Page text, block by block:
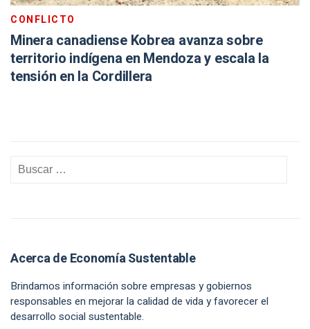
CONFLICTO
Minera canadiense Kobrea avanza sobre
territorio indígena en Mendoza y escala la
tensión en la Cordillera
Acerca de Economía Sustentable
Brindamos información sobre empresas y gobiernos
responsables en mejorar la calidad de vida y favorecer el
desarrollo social sustentable.